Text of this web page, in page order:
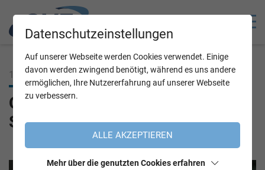
16.06.2025
OVE Fem-Interview mit Renate
Steger
Datenschutzeinstellungen
Auf unserer Webseite werden Cookies verwendet. Einige
davon werden zwingend benötigt, während es uns andere
ermöglichen, Ihre Nutzererfahrung auf unserer Webseite
zu verbessern.
ALLE AKZEPTIEREN
Mehr über die genutzten Cookies erfahren